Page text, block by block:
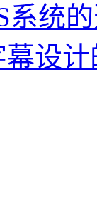
系统
设